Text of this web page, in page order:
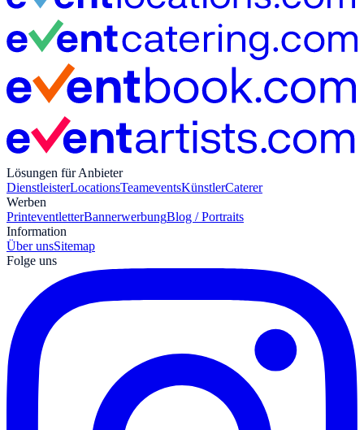
Lösungen für Anbieter
DienstleisterLocationsTeameventsKünstlerCaterer
Werben
PrinteventletterBannerwerbungBlog / Portraits
Information
Über unsSitemap
Folge uns